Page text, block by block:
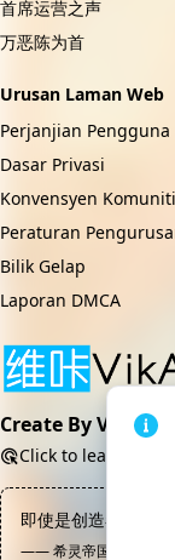
首席运营之声
万恶陈为首
Urusan Laman Web
Perjanjian Pengguna
Dasar Privasi
Konvensyen Komuniti
Peraturan
Bilik Gelap
Laporan DMCA
Create By
Click to learn more.
即使是创造者也无
—— 希灵帝国, 冰蒂斯